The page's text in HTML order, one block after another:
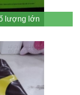
lượng lớn